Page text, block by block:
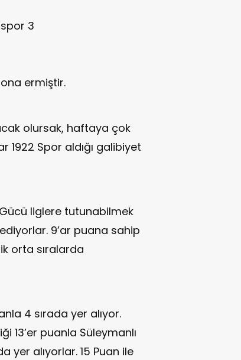
3
ermiştir.
olursak, haftaya çok
Spor aldığı galibiyet
liglere tutunabilmek
9’ar puana sahip
orta sıralarda
4 sırada yer alıyor.
13’er puanla Süleymanlı
yer alıyorlar. 15 Puan ile